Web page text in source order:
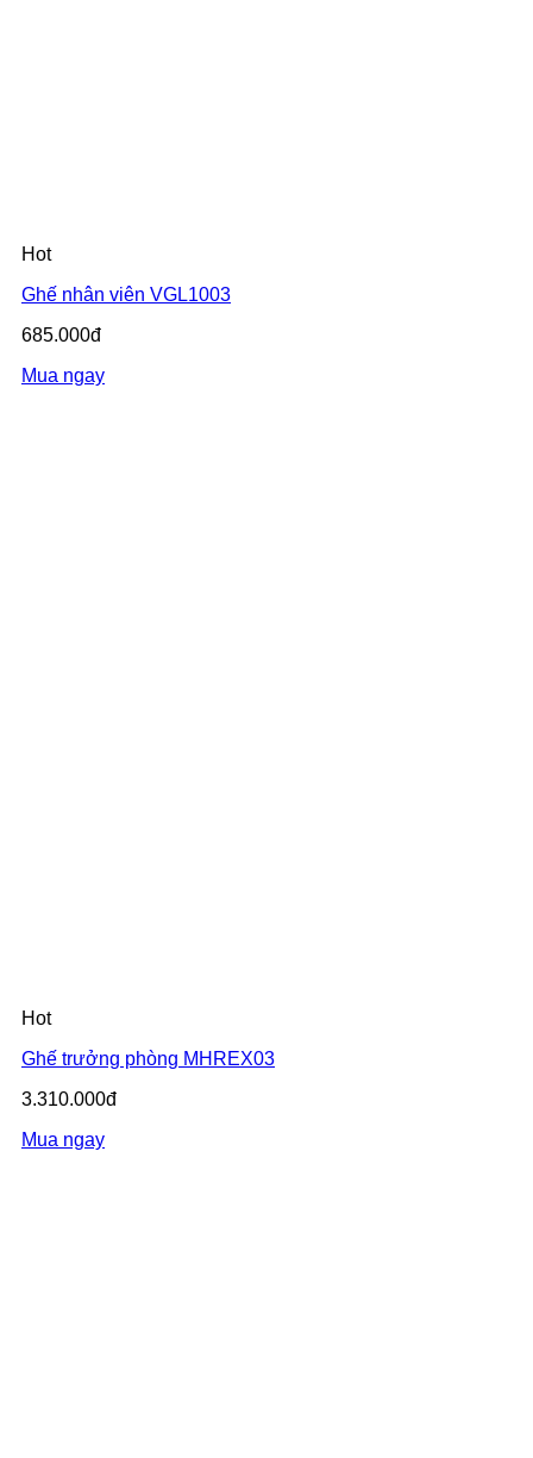
Hot
Ghế nhân viên VGL1003
685.000đ
Mua ngay
Hot
Ghế trưởng phòng MHREX03
3.310.000đ
Mua ngay